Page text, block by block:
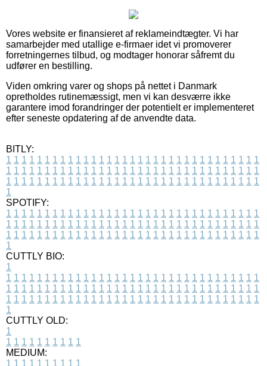
Vores website er finansieret af reklameindtægter. Vi har
samarbejder med utallige e-firmaer idet vi promoverer
forretningernes tilbud, og modtager honorar såfremt du
udfører en bestilling.
Viden omkring varer og shops på nettet i Danmark
opretholdes rutinemæssigt, men vi kan desværre ikke
garantere imod forandringer der potentielt er implementeret
efter seneste opdatering af de anvendte data.
BITLY:
1 1 1 1 1 1 1 1 1 1 1 1 1 1 1 1 1 1 1 1 1 1 1 1 1 1 1 1 1 1 1 1 1
1 1 1 1 1 1 1 1 1 1 1 1 1 1 1 1 1 1 1 1 1 1 1 1 1 1 1 1 1 1 1 1 1
1 1 1 1 1 1 1 1 1 1 1 1 1 1 1 1 1 1 1 1 1 1 1 1 1 1 1 1 1 1 1 1 1
1
SPOTIFY:
1 1 1 1 1 1 1 1 1 1 1 1 1 1 1 1 1 1 1 1 1 1 1 1 1 1 1 1 1 1 1 1 1
1 1 1 1 1 1 1 1 1 1 1 1 1 1 1 1 1 1 1 1 1 1 1 1 1 1 1 1 1 1 1 1 1
1 1 1 1 1 1 1 1 1 1 1 1 1 1 1 1 1 1 1 1 1 1 1 1 1 1 1 1 1 1 1 1 1
1
CUTTLY BIO:
1
1 1 1 1 1 1 1 1 1 1 1 1 1 1 1 1 1 1 1 1 1 1 1 1 1 1 1 1 1 1 1 1 1
1 1 1 1 1 1 1 1 1 1 1 1 1 1 1 1 1 1 1 1 1 1 1 1 1 1 1 1 1 1 1 1 1
1 1 1 1 1 1 1 1 1 1 1 1 1 1 1 1 1 1 1 1 1 1 1 1 1 1 1 1 1 1 1 1 1
1
CUTTLY OLD:
1
1 1 1 1 1 1 1 1 1 1
MEDIUM:
1 1 1 1 1 1 1 1 1 1